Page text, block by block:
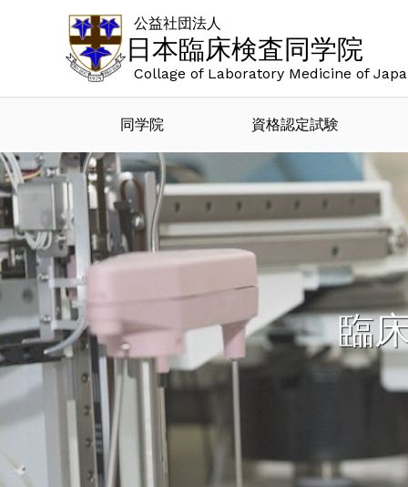
日本臨床検査同学院
公益社団法人
Collage of Laboratory Medicine of
同学院 資格認定試験
臨床